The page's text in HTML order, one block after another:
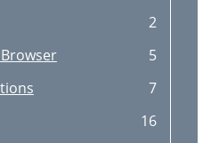
2
5
7
16